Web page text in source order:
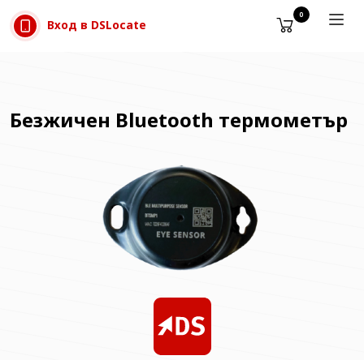
Прескачане към съдържанието
Вход в DSLocate
0
Безжичен Bluetooth термометър